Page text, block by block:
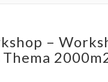
–
Thema